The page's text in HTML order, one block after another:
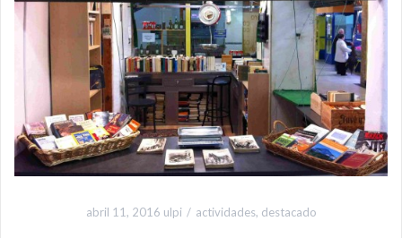
abril 11, 2016 ulpi actividades, destacado